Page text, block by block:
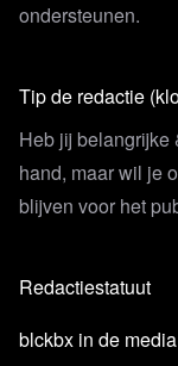
ondersteunen.
Tip de redactie
Heb jij belangrijke
hand, maar wil je
blijven voor het
Redactiestatuut
blckbx in de media